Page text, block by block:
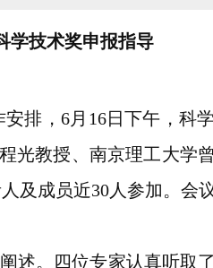
学技术奖申报指导
排， 6月16日下午 ，科
光教授、南京理工大学
及成员近30人参加。 会
述。四位专家认真听取